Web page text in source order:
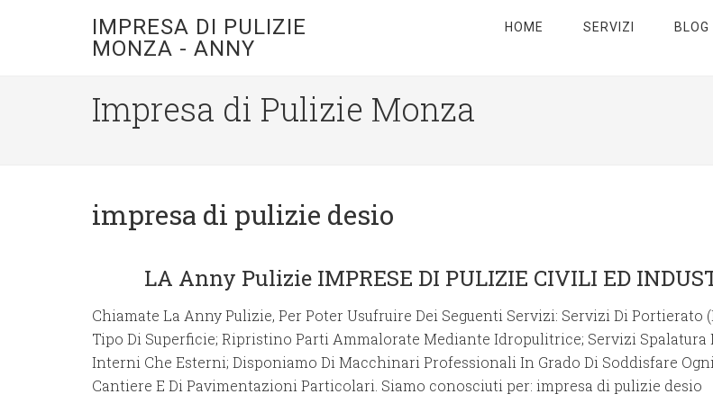
IMPRESA DI PULIZIE
MONZA - ANNY
HOME SERVIZI BLOG
Impresa di Pulizie Monza
impresa di pulizie desio
LA Anny Pulizie IMPRESE DI PULIZIE CIVILI ED
Chiamate La Anny Pulizie, Per Poter Usufruire Dei Seguenti Servizi: Servizi Di
Tipo Di Superficie; Ripristino Parti Ammalorate Mediante Idropulitrice; Servizi Spalatura
Interni Che Esterni; Disponiamo Di Macchinari Professionali In Grado Di Soddisfare
Cantiere E Di Pavimentazioni Particolari. Siamo conosciuti per: impresa di pulizie desio